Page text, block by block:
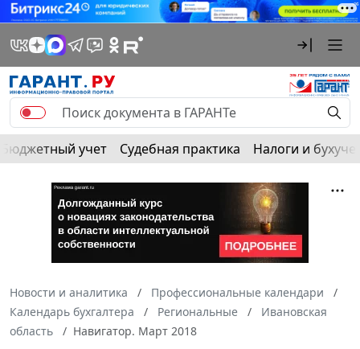
Бюджетный учет Судебная практика Налоги и
Новости и аналитика
Профессиональные календари
Календарь бухгалтера
Региональные
Ивановская
область
Навигатор. Март 2018